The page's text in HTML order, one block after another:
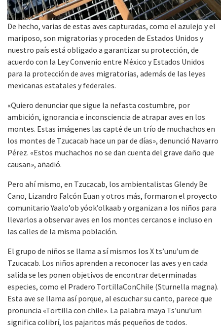
De hecho, varias de estas aves capturadas, como el azulejo y el
mariposo, son migratorias y proceden de Estados Unidos y
nuestro país está obligado a garantizar su protección, de
acuerdo con la Ley Convenio entre México y Estados Unidos
para la protección de aves migratorias, además de las leyes
mexicanas estatales y federales.
«Quiero denunciar que sigue la nefasta costumbre, por
ambición, ignorancia e inconsciencia de atrapar aves en los
montes. Estas imágenes las capté de un trío de muchachos en
los montes de Tzucacab hace un par de días», denunció Navarro
Pérez. «Estos muchachos no se dan cuenta del grave daño que
causan», añadió.
Pero ahí mismo, en Tzucacab, los ambientalistas Glendy Be
Cano, Lizandro Falcón Euan y otros más, formaron el proyecto
comunitario Yaalo’ob yóok’olkaab y organizan a los niños para
llevarlos a observar aves en los montes cercanos e incluso en
las calles de la misma población.
El grupo de niños se llama a sí mismos los X ts’unu’um de
Tzucacab. Los niños aprenden a reconocer las aves y en cada
salida se les ponen objetivos de encontrar determinadas
especies, como el Pradero TortillaConChile (Sturnella magna).
Esta ave se llama así porque, al escuchar su canto, parece que
pronuncia «Tortilla con chile». La palabra maya Ts’unu’um
significa colibrí, los pajaritos más pequeños de todos.